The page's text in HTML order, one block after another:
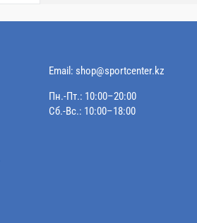
Email: shop@sportcenter.kz
Пн.-Пт.: 10:00–20:00
Сб.-Вс.: 10:00–18:00